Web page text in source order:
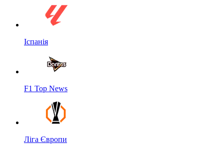
Іспанія
F1 Top News
Ліга Європи